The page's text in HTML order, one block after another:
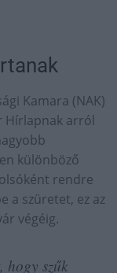
Kamara (NAK)
Hírlapnak arról
különböző
rendre
a szüretet, ez az
végéig.
hogy szűk